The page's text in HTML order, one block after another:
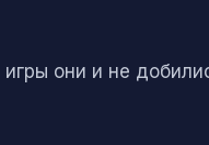
игры они и не